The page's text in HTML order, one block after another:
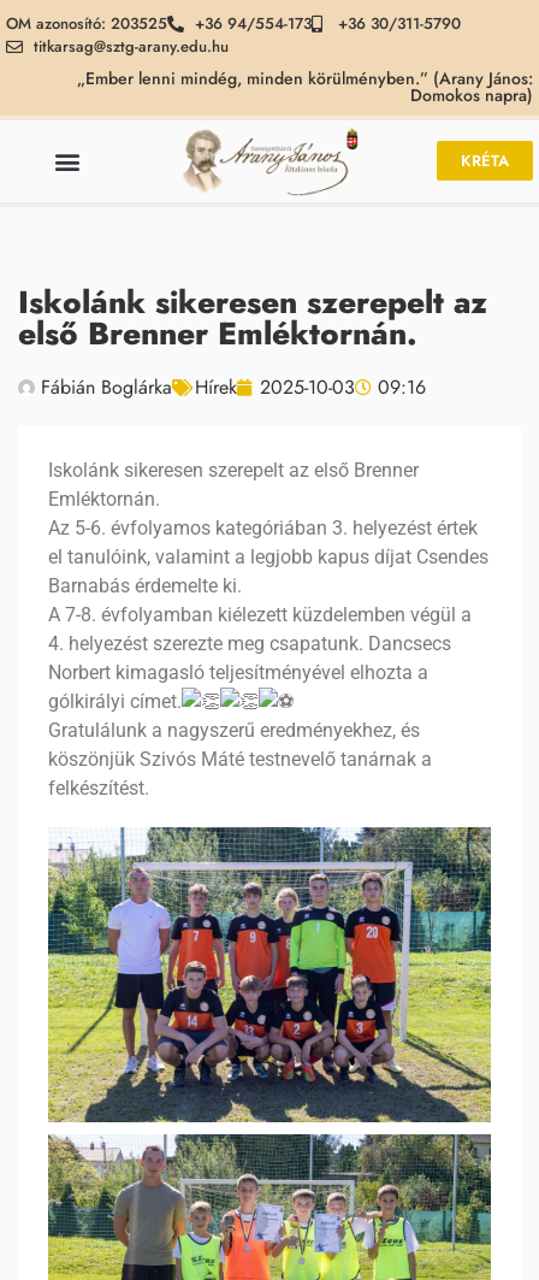
OM azonosító: 203525 +36 94/554-173
+36 30/311-5790
titkarsag@sztg-arany.edu.hu
„Ember lenni mindég, minden körülményben.” (Arany János:
Domokos napra)
KRÉTA
Iskolánk sikeresen szerepelt az
első Brenner Emléktornán.
Fábián Boglárka Hírek 2025-10-03 09:16
Iskolánk sikeresen szerepelt az első Brenner
Emléktornán.
Az 5-6. évfolyamos kategóriában 3. helyezést értek
el tanulóink, valamint a legjobb kapus díjat Csendes
Barnabás érdemelte ki.
A 7-8. évfolyamban kiélezett küzdelemben végül a
4. helyezést szerezte meg csapatunk. Dancsecs
Norbert kimagasló teljesítményével elhozta a
gólkirályi címet.
Gratulálunk a nagyszerű eredményekhez, és
köszönjük Szivós Máté testnevelő tanárnak a
felkészítést.